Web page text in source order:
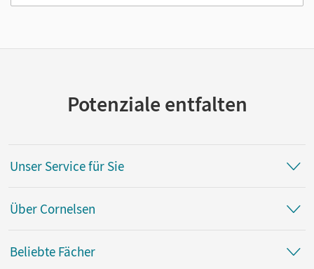
Potenziale entfalten
Unser Service für Sie
Über Cornelsen
Beliebte Fächer